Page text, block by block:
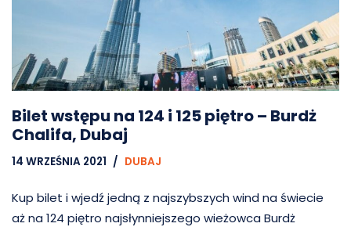
Bilet wstępu na 124 i 125 piętro – Burdż
Chalifa, Dubaj
14 WRZEŚNIA 2021 DUBAJ
Kup bilet i wjedź jedną z najszybszych wind na świecie
aż na 124 piętro najsłynniejszego wieżowca Burdż